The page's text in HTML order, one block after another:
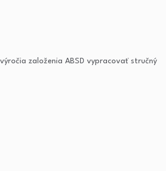
založenia ABSD vypracovať stručný